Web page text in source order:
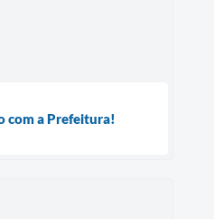
com a Prefeitura!